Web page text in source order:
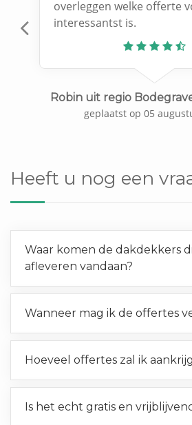
overleggen welke offerte
interessantst is.
Robin uit regio
geplaatst op 05
Previous
Heeft u nog een
Waar komen de dakdekkers
afleveren vandaan?
Wanneer mag ik de offertes
Hoeveel offertes zal ik
Is het echt gratis en